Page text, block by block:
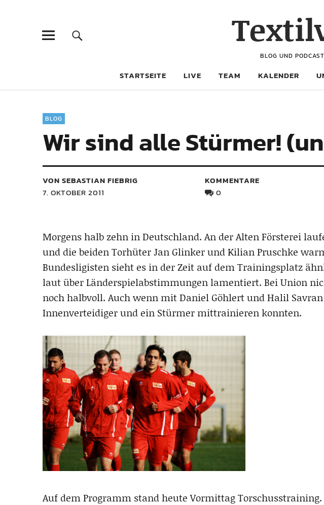
BLOG UND
STARTSEITE LIVE TEAM KALENDER
BLOG
Wir sind alle Stürmer!
VON SEBASTIAN FIEBRIG
7. OKTOBER 2011
KOMMENTARE
0
Morgens halb zehn in Deutschland. An der Alten Försterei
und die beiden Torhüter Jan Glinker und Kilian Pruschke
Bundesligisten sieht es in der Zeit auf dem Trainingsplatz
laut über Länderspielabstimmungen lamentiert. Bei Union
noch halbvoll. Auch wenn mit Daniel Göhlert und Halil
Innenverteidiger und ein Stürmer mittrainieren konnten.
Auf dem Programm stand heute Vormittag